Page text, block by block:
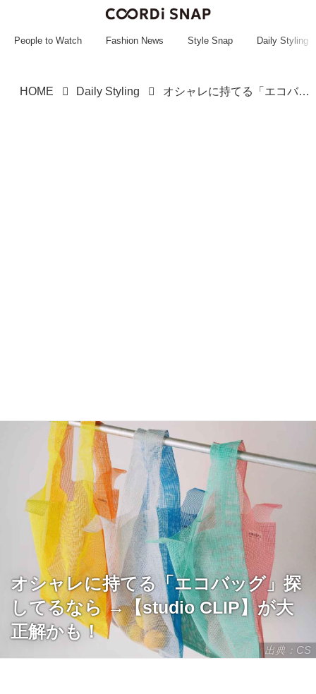
~~~~~~~~~~~
People to Watch Fashion News Style Snap Daily Styling
HOME Daily Styling オシャレに持てる「エコバッグ」探してるなら →【studio CLIP】が大正解かも！
出典：CS
オシャレに持てる「エコバッグ」探
してるなら →【studio CLIP】が大
正解かも！